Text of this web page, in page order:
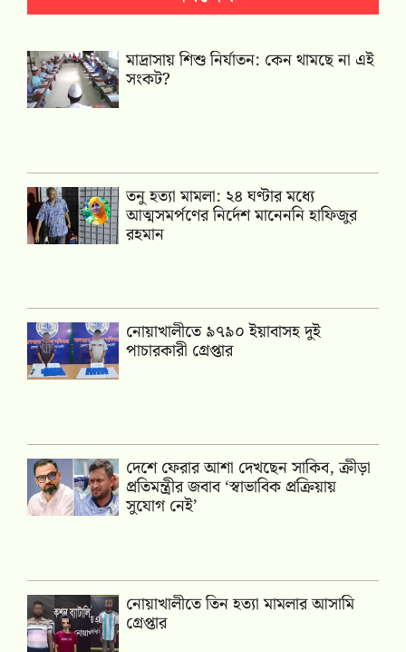
মাদ্রাসায় শিশু নির্যাতন: কেন থামছে না এই
সংকট?
তনু হত্যা মামলা: ২৪ ঘণ্টার মধ্যে
আত্মসমর্পণের নির্দেশ মানেননি হাফিজুর
রহমান
নোয়াখালীতে ৯৭৯০ ইয়াবাসহ দুই
পাচারকারী গ্রেপ্তার
দেশে ফেরার আশা দেখছেন সাকিব, ক্রীড়া
প্রতিমন্ত্রীর জবাব ‘স্বাভাবিক প্রক্রিয়ায়
সুযোগ নেই’
নোয়াখালীতে তিন হত্যা মামলার আসামি
গ্রেপ্তার